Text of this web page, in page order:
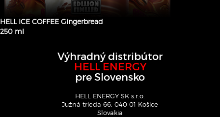
HELL ICE COFFEE Gingerbread
250 ml
Výhradný distribútor
HELL ENERGY
pre Slovensko
HELL ENERGY SK s.r.o.
Južná trieda 66, 040 01 Košice
Slovakia